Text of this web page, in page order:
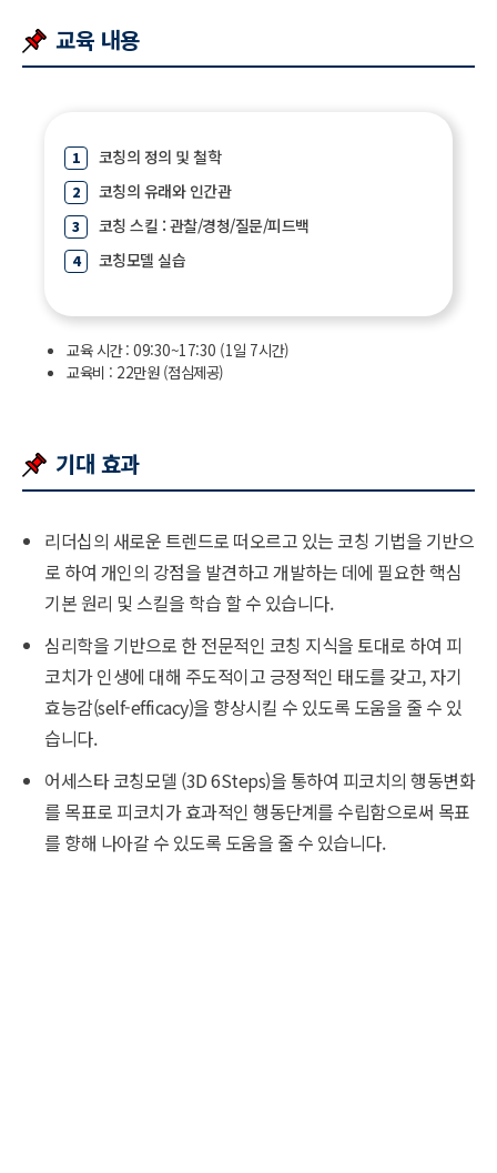
교육 내용
코칭의 정의 및 철학
코칭의 유래와 인간관
코칭 스킬 : 관찰/경청/질문/피드백
코칭모델 실습
교육 시간 : 09:30~17:30 (1일 7시간)
교육비 : 22만원 (점심제공)
기대 효과
리더십의 새로운 트렌드로 떠오르고 있는 코칭 기법을 기반으
로 하여 개인의 강점을 발견하고 개발하는 데에 필요한 핵심
기본 원리 및 스킬을 학습 할 수 있습니다.
심리학을 기반으로 한 전문적인 코칭 지식을 토대로 하여 피
코치가 인생에 대해 주도적이고 긍정적인 태도를 갖고, 자기
효능감(self-efficacy)을 향상시킬 수 있도록 도움을 줄 수 있
습니다.
어세스타 코칭모델 (3D 6Steps)을 통하여 피코치의 행동변화
를 목표로 피코치가 효과적인 행동단계를 수립함으로써 목표
를 향해 나아갈 수 있도록 도움을 줄 수 있습니다.